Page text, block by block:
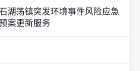
湖荡镇突发环境事件风险应急
案更新服务